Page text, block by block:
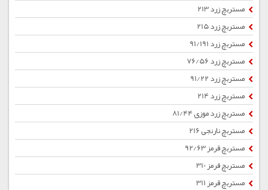
مستربچ زرد 213
مستربچ زرد 215
مستربچ زرد 91/191
مستربچ زرد 76/56
مستربچ زرد 91/22
مستربچ زرد 214
مستربچ زرد موزی 81/44
مستربچ نارنجی 216
مستربچ قرمز 92/63
مستربچ قرمز 310
مستربچ قرمز 311